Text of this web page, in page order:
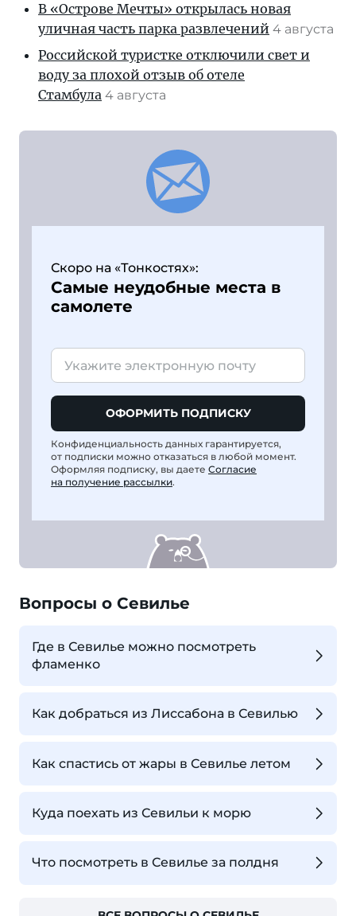
В «Острове Мечты» открылась новая
уличная часть парка развлечений 4 августа
Российской туристке отключили свет и
воду за плохой отзыв об отеле
Стамбула 4 августа
Скоро на «Тонкостях»:
Самые неудобные места в
самолете
ОФОРМИТЬ ПОДПИСКУ
Конфиденциальность данных гарантируется,
от подписки можно отказаться в любой момент.
Оформляя подписку, вы даете Согласие
на получение рассылки.
Вопросы о Севилье
Где в Севилье можно посмотреть
фламенко
Как добраться из Лиссабона в Севилью
Как спастись от жары в Севилье летом
Куда поехать из Севильи к морю
Что посмотреть в Севилье за полдня